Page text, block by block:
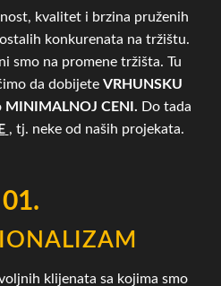
kvalitet i brzina pruženih
konkurenata na tržištu.
smo na promene tržišta. Tu
da dobijete VRHUNSKU
MINIMALNOJ CENI. Do tada
, tj. neke od naših projekata.
01.
klijenata sa kojima smo